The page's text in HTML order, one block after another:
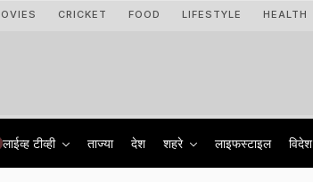
CRICKET FOOD LIFESTYLE HEALTH
लाईव्ह टीव्ही ताज्या देश शहरे लाइफस्टाइल विदेश